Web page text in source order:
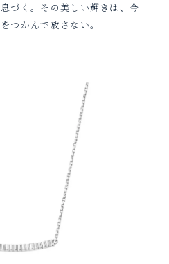
づく。その美しい輝きは、今
つかんで放さない。